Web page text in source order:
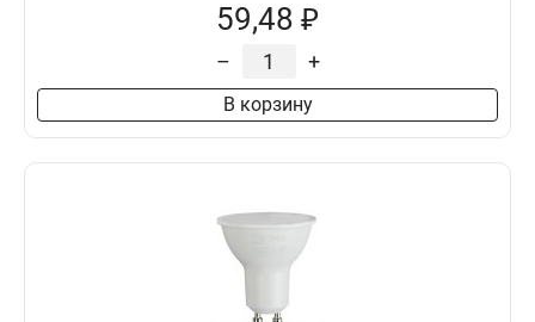
59,48 ₽
– +
В корзину